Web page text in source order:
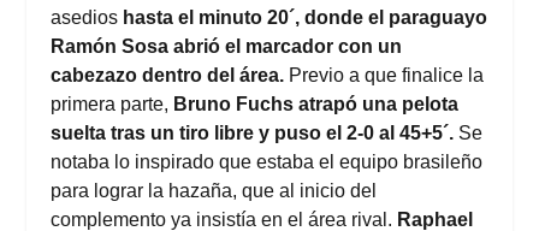
asedios hasta el minuto 20´, donde el paraguayo
Ramón Sosa abrió el marcador con un
cabezazo dentro del área. Previo a que finalice la
primera parte, Bruno Fuchs atrapó una pelota
suelta tras un tiro libre y puso el 2-0 al 45+5´. Se
notaba lo inspirado que estaba el equipo brasileño
para lograr la hazaña, que al inicio del
complemento ya insistía en el área rival. Raphael